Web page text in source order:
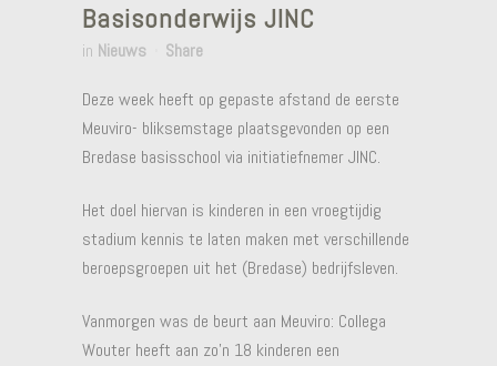
Basisonderwijs JINC
in Nieuws Share
Deze week heeft op gepaste afstand de eerste
Meuviro- bliksemstage plaatsgevonden op een
Bredase basisschool via initiatiefnemer JINC.
Het doel hiervan is kinderen in een vroegtijdig
stadium kennis te laten maken met verschillende
beroepsgroepen uit het (Bredase) bedrijfsleven.
Vanmorgen was de beurt aan Meuviro: Collega
Wouter heeft aan zo’n 18 kinderen een